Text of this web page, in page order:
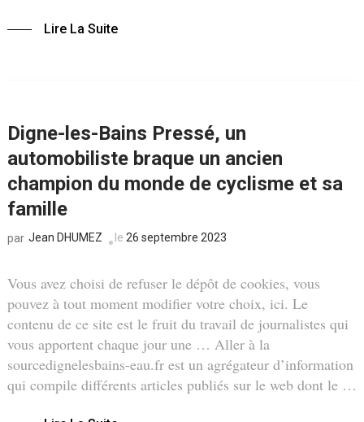
Lire La Suite
Digne-les-Bains Pressé, un
automobiliste braque un ancien
champion du monde de cyclisme et sa
famille
par Jean DHUMEZ le 26 septembre 2023
Vous avez choisi de refuser le dépôt de cookies, vous
pouvez à tout moment modifier votre choix, ici. Le
contenu de ce site est le fruit du travail de journalistes qui
vous apportent chaque jour une … Aller à la
sourcedignelesbains-eau.fr est un agrégateur d’information
qui compile différents articles publiés sur le web dont le …